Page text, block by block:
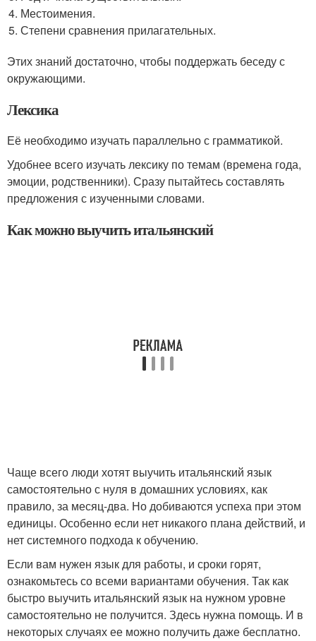
Местоимения.
Степени сравнения прилагательных.
Этих знаний достаточно, чтобы поддержать беседу с
окружающими.
Лексика
Её необходимо изучать параллельно с грамматикой.
Удобнее всего изучать лексику по темам (времена года,
эмоции, родственники). Сразу пытайтесь составлять
предложения с изученными словами.
Как можно выучить итальянский
Чаще всего люди хотят выучить итальянский язык
самостоятельно с нуля в домашних условиях, как
правило, за месяц-два. Но добиваются успеха при этом
единицы. Особенно если нет никакого плана действий, и
нет системного подхода к обучению.
Если вам нужен язык для работы, и сроки горят,
ознакомьтесь со всеми вариантами обучения. Так как
быстро выучить итальянский язык на нужном уровне
самостоятельно не получится. Здесь нужна помощь. И в
некоторых случаях ее можно получить даже бесплатно.